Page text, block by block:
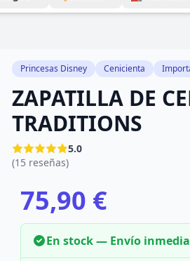
Princesas Disney Cenicienta
ZAPATILLA DE
TRADITIONS
5.0
(15 reseñas)
75,90 €
En stock — Envío